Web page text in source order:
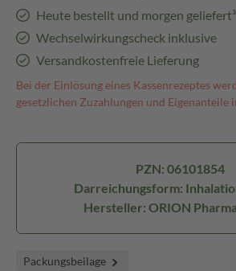
Heute bestellt und morgen geliefert³
Wechselwirkungscheck inklusive
Versandkostenfreie Lieferung
Bei der Einlösung eines Kassenrezeptes
gesetzlichen Zuzahlungen und Eigenanteile
PZN: 06101854
Darreichungsform:
Hersteller: ORION
Packungsbeilage